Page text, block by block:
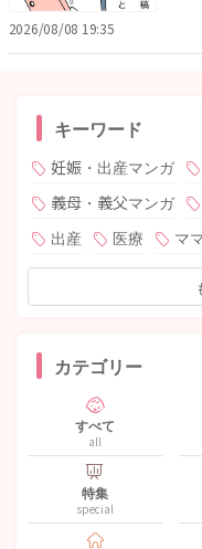
2026/08/08 19:35
キーワード
妊娠・出産マンガ
義母・義父マンガ
出産
医療 マ
カテゴリー
すべて
all
特集
special